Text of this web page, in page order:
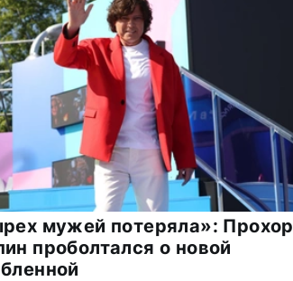
мужей потеряла»: Прохор
проболтался о новой